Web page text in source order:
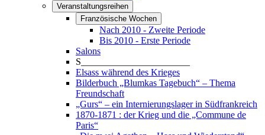
Veranstaltungsreihen
Französische Wochen
Nach 2010 - Zweite Periode
Bis 2010 - Erste Periode
Salons
S_______________________
Elsass während des Krieges
Bilderbuch „Blumkas Tagebuch“ – Thema
Freundschaft
„Gurs“ – ein Internierungslager in Südfrankreich
1870-1871 : der Krieg und die „Commune de
Paris“